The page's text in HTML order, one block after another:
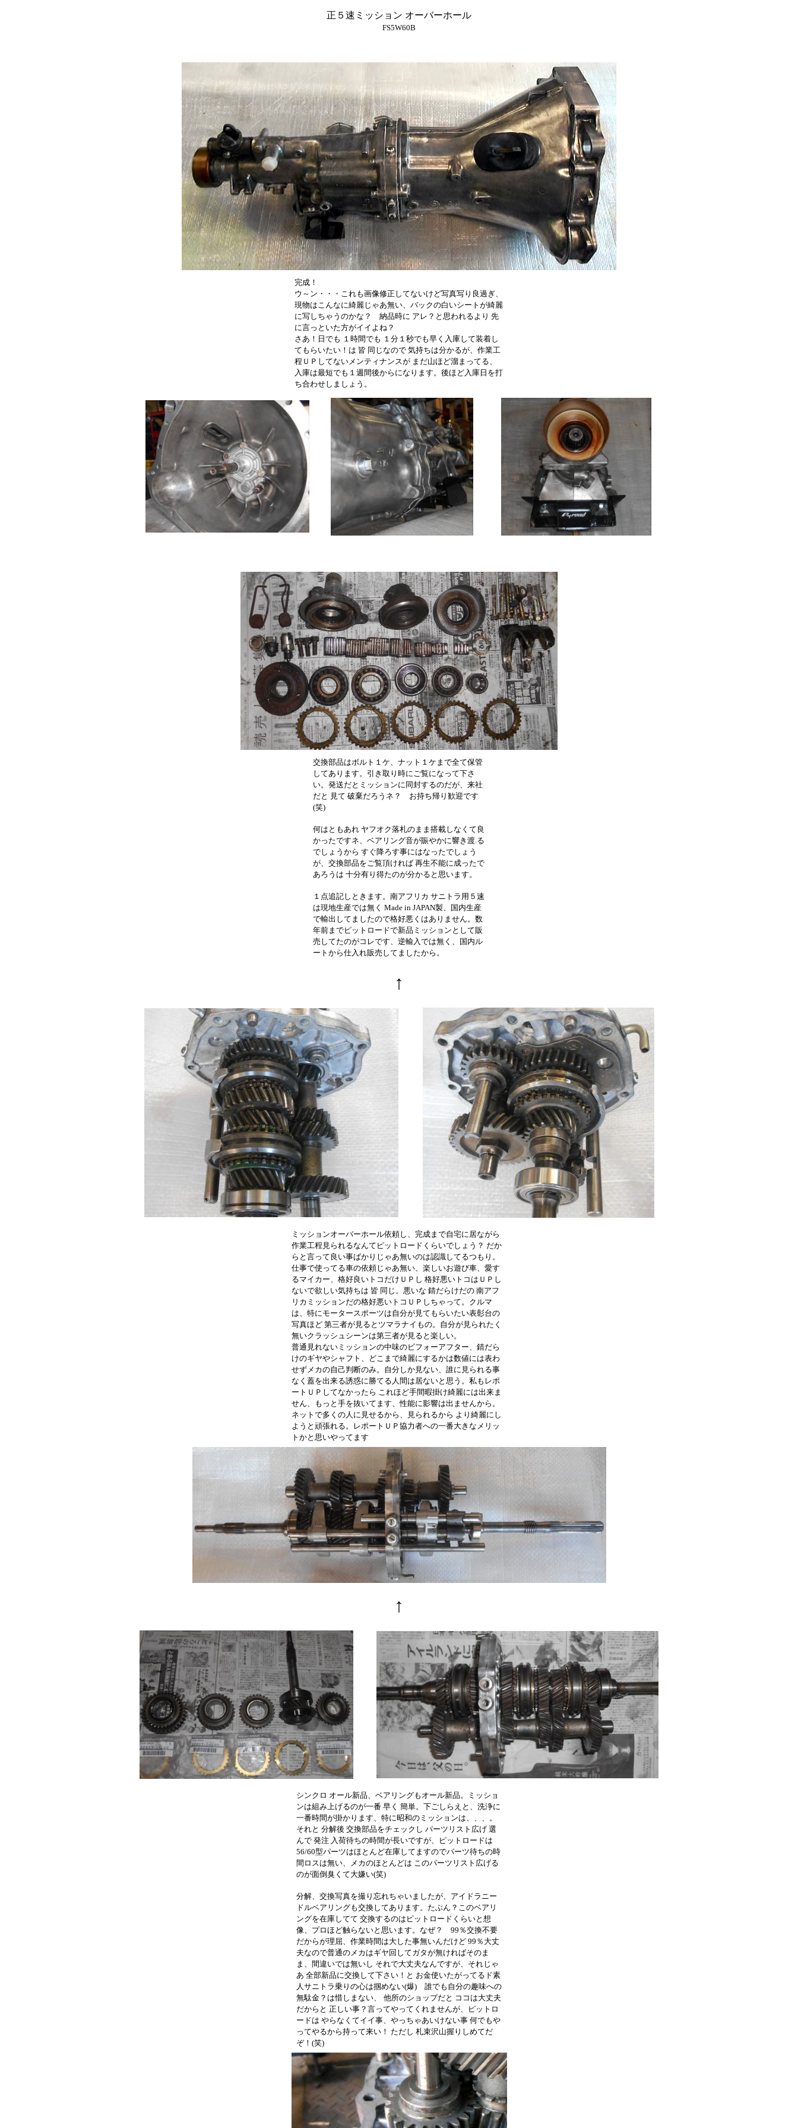
正５速ミッション オーバーホール
FS5W60B
完成！
ウ～ン・・・これも画像修正してないけど写真写り良過ぎ、
現物はこんなに綺麗じゃあ無い、バックの白いシートが綺麗
に写しちゃうのかな？ 納品時に アレ？と思われるより 先
に言っといた方がイイよね？
さあ！日でも １時間でも １分１秒でも早く入庫して装着し
てもらいたい！は 皆 同じなので 気持ちは分かるが、作業工
程ＵＰしてないメンティナンスが まだ山ほど溜まってる、
入庫は最短でも１週間後からになります。後ほど入庫日を打
ち合わせしましょう。
交換部品はボルト１ケ、ナット１ケまで全て保管
してあります。引き取り時にご覧になって下さ
い。発送だとミッションに同封するのだが、来社
だと 見て 破棄だろうネ？ お持ち帰り歓迎です
(笑)
何はともあれ ヤフオク落札のまま搭載しなくて良
かったですネ、ベアリング音が賑やかに響き渡.る
でしょうから すぐ降ろす事にはなったでしょう
が、交換部品をご覧頂ければ 再生不能に成ったで
あろうは 十分有り得たのが分かると思います。
１点追記しときます。南アフリカ サニトラ用５速
は現地生産では無く Made in JAPAN製、国内生産
で輸出してましたので格好悪くはありません。数
年前までピットロードで新品ミッションとして販
売してたのがコレです、逆輸入では無く、国内ル
ートから仕入れ販売してましたから。
↑
ミッションオーバーホール依頼し、完成まで自宅に居ながら
作業工程見られるなんてピットロードくらいでしょう？ だか
らと言って良い事ばかりじゃあ無いのは認識してるつもり。
仕事で使ってる車の依頼じゃあ無い、楽しいお遊び車、愛す
るマイカー、格好良いトコだけＵＰし 格好悪いトコはＵＰし
ないで欲しい気持ちは 皆 同じ。悪いな 錆だらけだの 南アフ
リカミッションだの格好悪いトコＵＰしちゃって。クルマ
は、特にモータースポーツは自分が見てもらいたい表彰台の
写真ほど 第三者が見るとツマラナイもの。自分が見られたく
無いクラッシュシーンは第三者が見ると楽しい。
普通見れないミッションの中味のビフォーアフター、錆だら
けのギヤやシャフト、どこまで綺麗にするかは数値には表わ
せずメカの自己判断のみ。自分しか見ない、誰に見られる事
なく蓋を出来る誘惑に勝てる人間は居ないと思う。私もレポ
ートＵＰしてなかったら これほど手間暇掛け綺麗には出来ま
せん、もっと手を抜いてます、性能に影響は出ませんから。
ネットで多くの人に見せるから、見られるから より綺麗にし
ようと頑張れる。レポートＵＰ協力者への一番大きなメリッ
トかと思いやってます
↑
シンクロ オール新品、ベアリングもオール新品。ミッショ
ンは組み上げるのが一番 早く 簡単。下ごしらえと、洗浄に
一番時間が掛かります、特に昭和のミッションは、、、。
それと 分解後 交換部品をチェックし パーツリスト広げ 選
んで 発注 入荷待ちの時間が長いですが、ピットロードは
56/60型パーツはほとんど在庫してますのでパーツ待ちの時
間ロスは無い、メカのほとんどは このパーツリスト広げる
のが面倒臭くて大嫌い(笑)
分解、交換写真を撮り忘れちゃいましたが、アイドラニー
ドルベアリングも交換してあります。たぶん？このベアリ
ングを在庫してて 交換するのはピットロードくらいと想
像、プロほど触らないと思います。なぜ？ 99％交換不要
だからが理屈、作業時間は大した事無いんだけど 99％大丈
夫なので普通のメカはギヤ回してガタが無ければそのま
ま、間違いでは無いし それで大丈夫なんですが、それじゃ
あ 全部新品に交換して下さい！と お金使いたがってるド素
人サニトラ乗りの心は掴めない(爆) 誰でも自分の趣味への
無駄金？は惜しまない、
他所のショップだと ココは大丈夫
だからと 正しい事？言ってやってくれませんが、ピットロ
ードは やらなくてイイ事、やっちゃあいけない事 何でもや
ってやるから持って来い！ ただし 札束沢山握りしめてだ
ぞ！(笑)